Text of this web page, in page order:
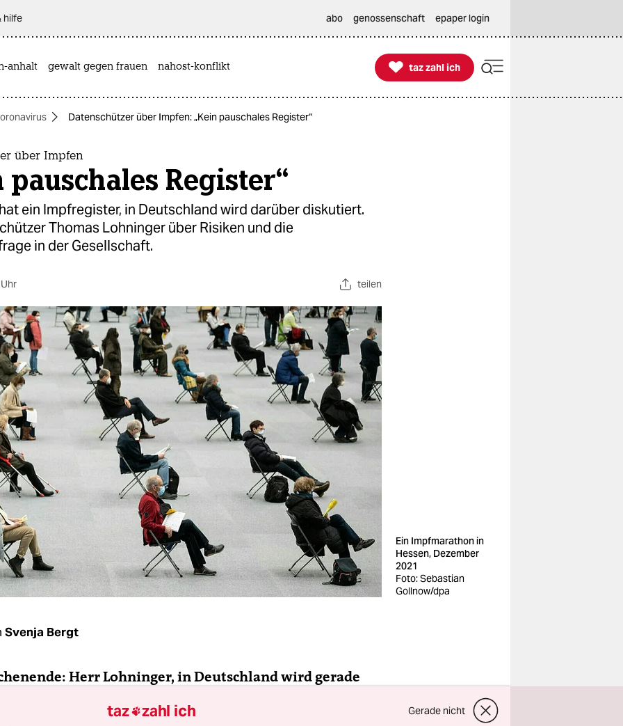
hilfe abo genossenschaft epaper login
anhalt gewalt gegen frauen nahost-konflikt 
taz zahl ich
taz zahl ich
Datenschützer über Impfen: „Kein pauschales Register“
über Impfen
pauschales Register“
ein Impfregister, in Deutschland wird darüber diskutiert.
Thomas Lohninger über Risiken und die
in der Gesellschaft.
teilen
Ein Impfmarathon in
Hessen, Dezember
2021
Foto: Sebastian
Gollnow/dpa
Svenja Bergt
Herr Lohninger, in Deutschland wird gerade
Was kann Deutschland von Österreich lernen?
taz zahl ich Gerade nicht